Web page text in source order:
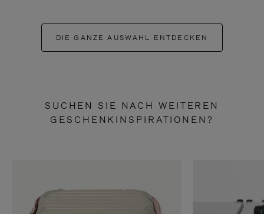
DIE GANZE AUSWAHL ENTDECKEN
SUCHEN SIE NACH WEITEREN
GESCHENKINSPIRATIONEN?